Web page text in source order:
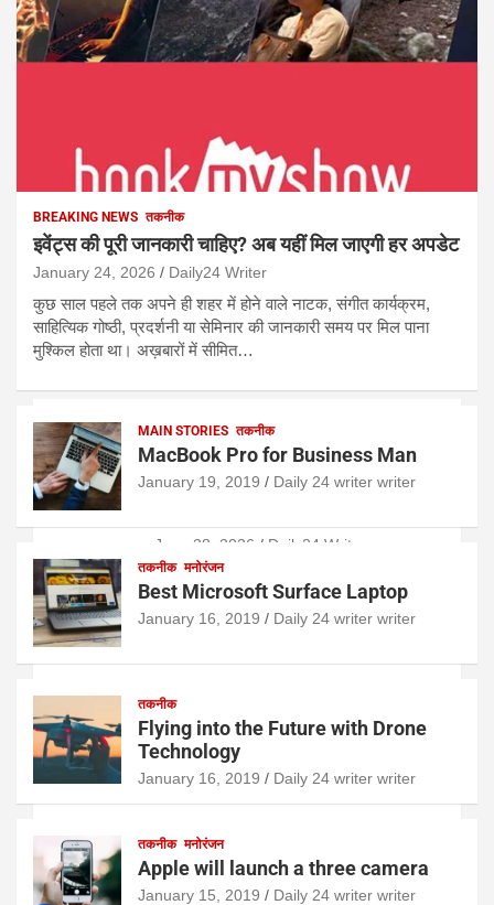
BLOG
राष्ट्रीय संगोष्ठी में स्ट्रीट वेंडर्स की
समस्याओं और समाधान पर होगा मंथन
अलोक पांडे राष्ट्रीय अध्यक्ष फेरी, पटरी और
June 28, 2026 Daily24 Writer
BREAKING NEWS तकनीक
इवेंट्स की पूरी जानकारी चाहिए? अब यहीं मिल जाएगी हर अपडेट
January 24, 2026 Daily24 Writer
कुछ साल पहले तक अपने ही शहर में होने वाले नाटक, संगीत कार्यक्रम,
साहित्यिक गोष्ठी, प्रदर्शनी या सेमिनार की जानकारी समय पर मिल पाना
मुश्किल होता था। अख़बारों में सीमित…
MAIN STORIES तकनीक
MacBook Pro for Business Man
January 19, 2019 Daily 24 writer writer
तकनीक मनोरंजन
Best Microsoft Surface Laptop
January 16, 2019 Daily 24 writer writer
तकनीक
Flying into the Future with Drone
Technology
January 16, 2019 Daily 24 writer writer
तकनीक मनोरंजन
Apple will launch a three camera
January 15, 2019 Daily 24 writer writer